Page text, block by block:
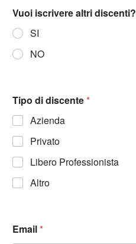
Vuoi iscrivere altri discenti?
SI
NO
Tipo di discente*
Azienda
Privato
Libero Professionista
Altro
Email*